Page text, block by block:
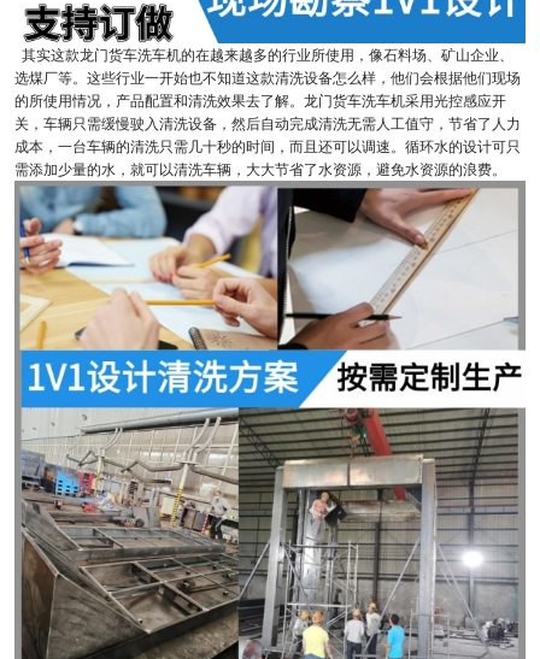
其实这款龙门货车洗车机的在越来越多的行业所使用，像石料场、矿山企业、
选煤厂等。这些行业一开始也不知道这款清洗设备怎么样，他们会根据他们现场
的所使用情况，产品配置和清洗效果去了解。龙门货车洗车机采用光控感应开
关，车辆只需缓慢驶入清洗设备，然后自动完成清洗无需人工值守，节省了人力
成本，一台车辆的清洗只需几十秒的时间，而且还可以调速。循环水的设计可只
需添加少量的水，就可以清洗车辆，大大节省了水资源，避免水资源的浪费。